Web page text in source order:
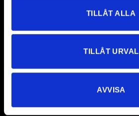
TILLÅT ALLA
TILLÅT URVAL
AVVISA
Love Forever AB
Sverige
E-post:info@loveforever.se